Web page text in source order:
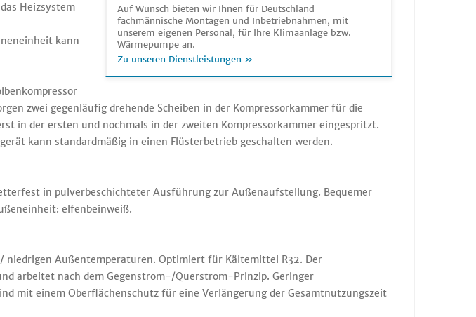
Auf Wunsch bieten wir Ihnen für Deutschland
fachmännische Montagen und Inbetriebnahmen, mit
unserem eigenen Personal, für Ihre Klimaanlage bzw.
Wärmepumpe an.
Zu unseren Dienstleistungen »
Heizsystem
kann
zwei gegenläufig drehende Scheiben in der Kompressorkammer für die
in der ersten und nochmals in der zweiten Kompressorkammer eingespritzt.
kann standardmäßig in einen Flüsterbetrieb geschalten werden.
in pulverbeschichteter Ausführung zur Außenaufstellung. Bequemer
elfenbeinweiß.
Außentemperaturen. Optimiert für Kältemittel R32. Der
arbeitet nach dem Gegenstrom-/Querstrom-Prinzip. Geringer
mit einem Oberflächenschutz für eine Verlängerung der Gesamtnutzungszeit